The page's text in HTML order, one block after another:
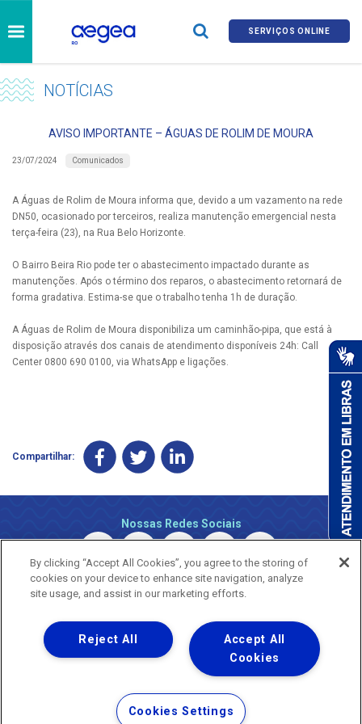
SERVIÇOS ONLINE
NOTÍCIAS
AVISO IMPORTANTE – ÁGUAS DE ROLIM DE MOURA
23/07/2024 Comunicados
A Águas de Rolim de Moura informa que, devido a um vazamento na rede
DN50, ocasionado por terceiros, realiza manutenção emergencial nesta
terça-feira (23), na Rua Belo Horizonte.
O Bairro Beira Rio pode ter o abastecimento impactado durante as
manutenções. Após o término dos reparos, o abastecimento retornará de
forma gradativa. Estima-se que o trabalho tenha 1h de duração.
A Águas de Rolim de Moura disponibiliza um caminhão-pipa, que está à
disposição através dos canais de atendimento disponíveis 24h: Call
Center 0800 690 0100, via WhatsApp e ligações.
Compartilhar:
Nossas Redes Sociais
Copyright © 2026 - Todos os Direitos Reservados.
Nossa natureza movimenta a vida
Termos Gerais de Uso de Sites e Aplicativos
Política de Privacidade e Proteção de Dados
By clicking “Accept All Cookies”, you agree to the storing of
cookies on your device to enhance site navigation, analyze
site usage, and assist in our marketing efforts.
Accept All
Cookies
Reject All
Cookies Settings